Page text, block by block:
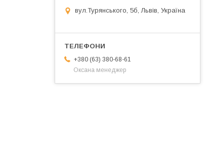
вул.Турянського, 5б, Львів, Україна
+380 (63) 380-68-61
Оксана менеджер